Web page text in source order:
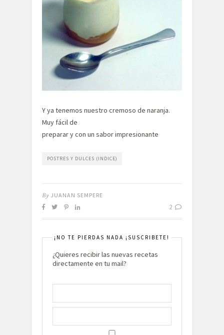
Y ya tenemos nuestro cremoso de naranja.
Muy fácil de
preparar y con un sabor impresionante
POSTRES Y DULCES (INDICE)
By JUANAN SEMPERE
2
¡NO TE PIERDAS NADA ¡SUSCRIBETE!
¿Quieres recibir las nuevas recetas
directamente en tu mail?